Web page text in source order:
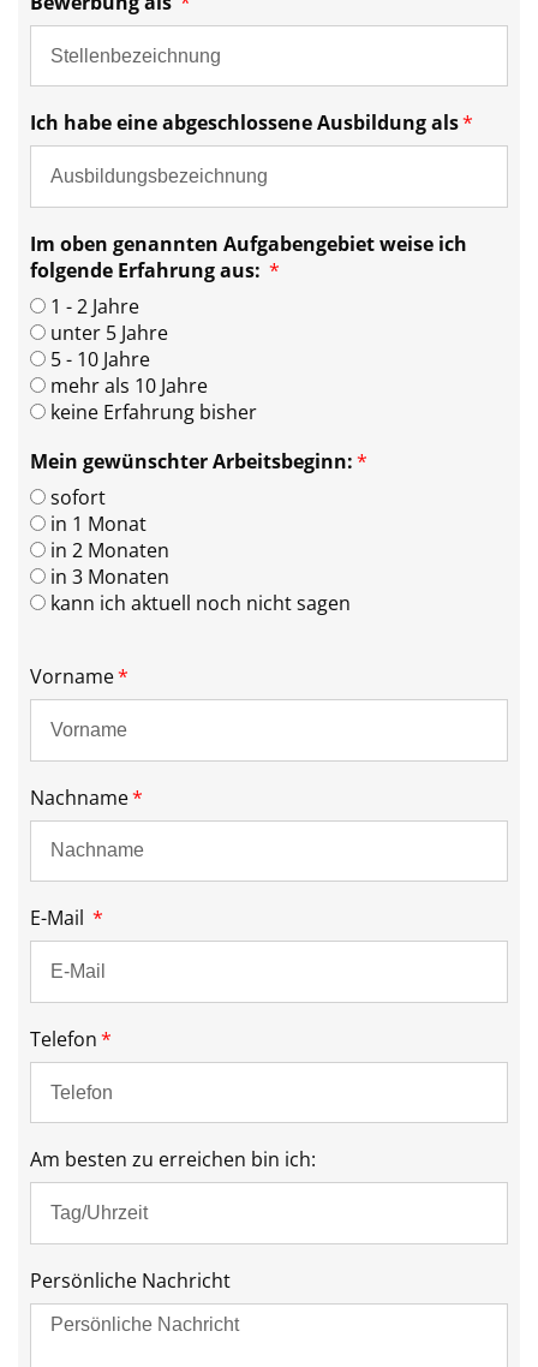
Ich habe eine abgeschlossene Ausbildung als
Im oben genannten Aufgabengebiet weise ich
folgende Erfahrung aus:
1 - 2 Jahre
unter 5 Jahre
5 - 10 Jahre
mehr als 10 Jahre
keine Erfahrung bisher
Mein gewünschter Arbeitsbeginn:
sofort
in 1 Monat
in 2 Monaten
in 3 Monaten
kann ich aktuell noch nicht sagen
Vorname
Nachname
E-Mail
Telefon
Am besten zu erreichen bin ich:
Persönliche Nachricht